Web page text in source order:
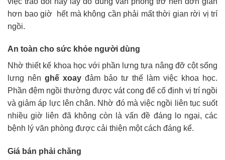
hơn bao giờ hết mà không cần phải mất thời gian rời vị trí
ngồi.
An toàn cho sức khỏe người dùng
Nhờ thiết kế khoa học với phần lưng tựa nâng đỡ cột sống
lưng nên ghế xoay đảm bảo tư thế làm việc khoa học.
Phần đệm ngồi thường được vát cong để cố định vị trí ngồi
và giảm áp lực lên chân. Nhờ đó mà việc ngồi liên tục suốt
nhiều giờ liên đã không còn là vấn đề đáng lo ngại, các
bệnh lý văn phòng được cải thiện một cách đáng kể.
Giá bán phải chăng